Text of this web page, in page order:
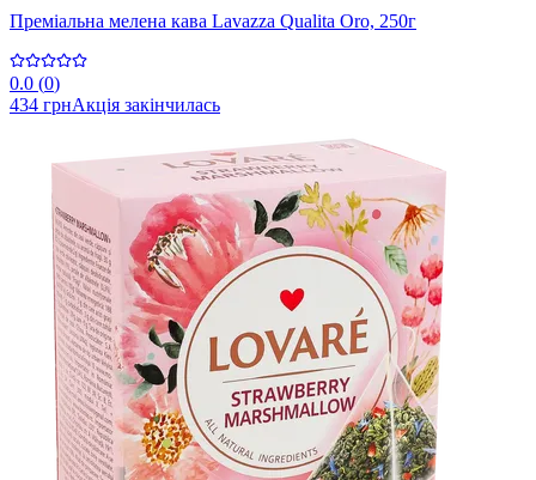
Преміальна мелена кава Lavazza Qualita Oro, 250г
0.0 (0)
434 грнАкція закінчилась